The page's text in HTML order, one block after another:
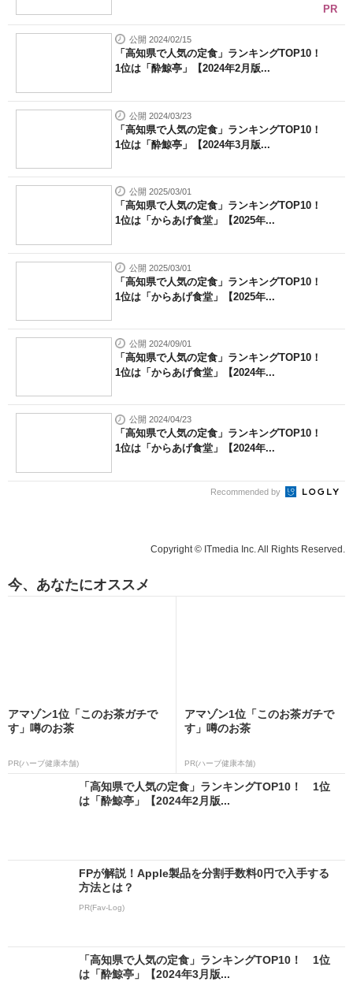
PR
公開 2024/02/15
「高知県で人気の定食」ランキングTOP10！
1位は「酔鯨亭」【2024年2月版...
公開 2024/03/23
「高知県で人気の定食」ランキングTOP10！
1位は「酔鯨亭」【2024年3月版...
公開 2025/03/01
「高知県で人気の定食」ランキングTOP10！
1位は「からあげ食堂」【2025年...
公開 2025/03/01
「高知県で人気の定食」ランキングTOP10！
1位は「からあげ食堂」【2025年...
公開 2024/09/01
「高知県で人気の定食」ランキングTOP10！
1位は「からあげ食堂」【2024年...
公開 2024/04/23
「高知県で人気の定食」ランキングTOP10！
1位は「からあげ食堂」【2024年...
Recommended by
Copyright © ITmedia Inc. All Rights Reserved.
今、あなたにオススメ
アマゾン1位「このお茶ガチで
す」噂のお茶
PR(ハーブ健康本舗)
アマゾン1位「このお茶ガチで
す」噂のお茶
PR(ハーブ健康本舗)
「高知県で人気の定食」ランキングTOP10！ 1位
は「酔鯨亭」【2024年2月版...
FPが解説！Apple製品を分割手数料0円で入手する
方法とは？
PR(Fav-Log)
「高知県で人気の定食」ランキングTOP10！ 1位
は「酔鯨亭」【2024年3月版...